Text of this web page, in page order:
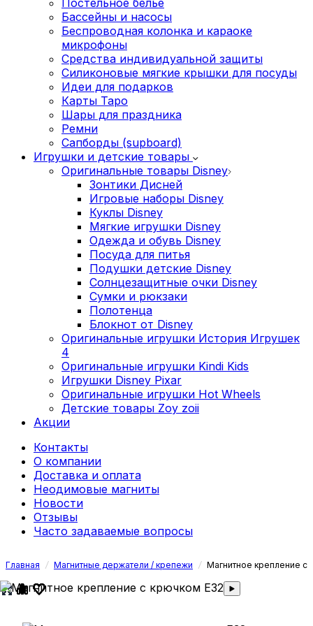
Бассейны и насосы
Беспроводная колонка и караоке
микрофоны
Средства индивидуальной защиты
Силиконовые мягкие крышки для посуды
Идеи для подарков
Карты Таро
Шары для праздника
Ремни
Сапборды (supboard)
Игрушки и детские товары
Оригинальные товары Disney
Зонтики Дисней
Игровые наборы Disney
Куклы Disney
Мягкие игрушки Disney
Одежда и обувь Disney
Посуда для питья
Подушки детские Disney
Cолнцезащитные очки Disney
Сумки и рюкзаки
Полотенца
Блокнот от Disney
Оригинальные игрушки История Игрушек
4
Оригинальные игрушки Kindi Kids
Игрушки Disney Pixar
Оригинальные игрушки Hot Wheels
Детские товары Zoy zoii
Акции
Контакты
О компании
Доставка и оплата
Неодимовые магниты
Новости
Отзывы
Часто задаваемые вопросы
Главная / Магнитные держатели / крепежи / Магнитное крепление с